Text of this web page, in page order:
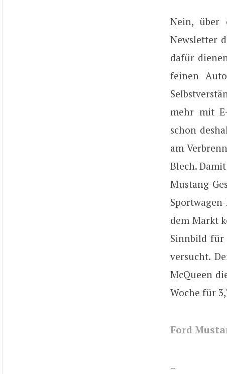
Nein, über
Newsletter
dafür
feinen
mehr mit
schon
am
Blech.
Mustang-
dem Markt
Sinnbild für
versucht.
McQueen
Woche für
Ford
–